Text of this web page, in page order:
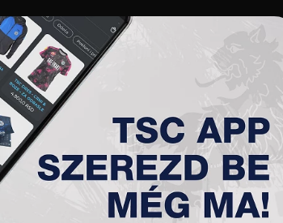
KLUB AKADÉMIA NŐI CSAPAT